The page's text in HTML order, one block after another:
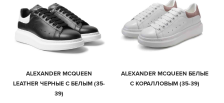
ALEXANDER MCQUEEN
LEATHER ЧЕРНЫЕ С БЕЛЫМ (35-
39)
ALEXANDER MCQUEEN БЕЛЫЕ
С КОРАЛЛОВЫМ (35-39)